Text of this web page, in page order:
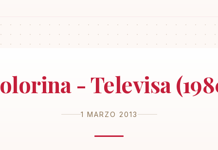
- Televisa
1 MARZO 2013